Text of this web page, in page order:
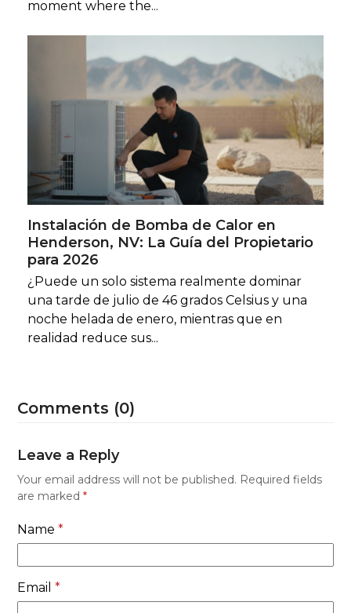
moment where the...
Instalación de Bomba de Calor en
Henderson, NV: La Guía del Propietario
para 2026
¿Puede un solo sistema realmente dominar
una tarde de julio de 46 grados Celsius y una
noche helada de enero, mientras que en
realidad reduce sus...
Comments (0)
Leave a Reply
Your email address will not be published. Required fields
are marked*
Name*
Email*